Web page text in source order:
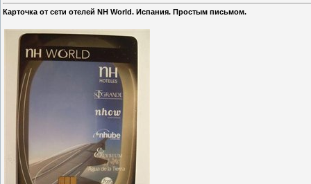
Карточка от сети отелей NH World. Испания. Простым письмом.